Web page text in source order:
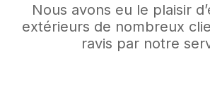
Nous avons eu le plaisir
extérieurs de nombreux
ravis par notre